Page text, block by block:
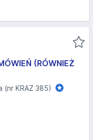
(RÓWNIEŻ
(nr KRAZ 385)